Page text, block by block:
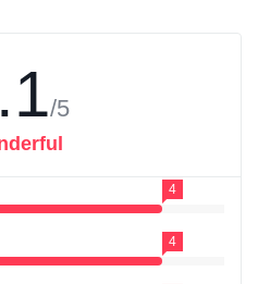
/5
4
4